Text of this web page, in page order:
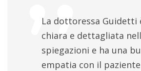
La dottoressa Guidetti
chiara e dettagliata
spiegazioni e ha una
empatia con il